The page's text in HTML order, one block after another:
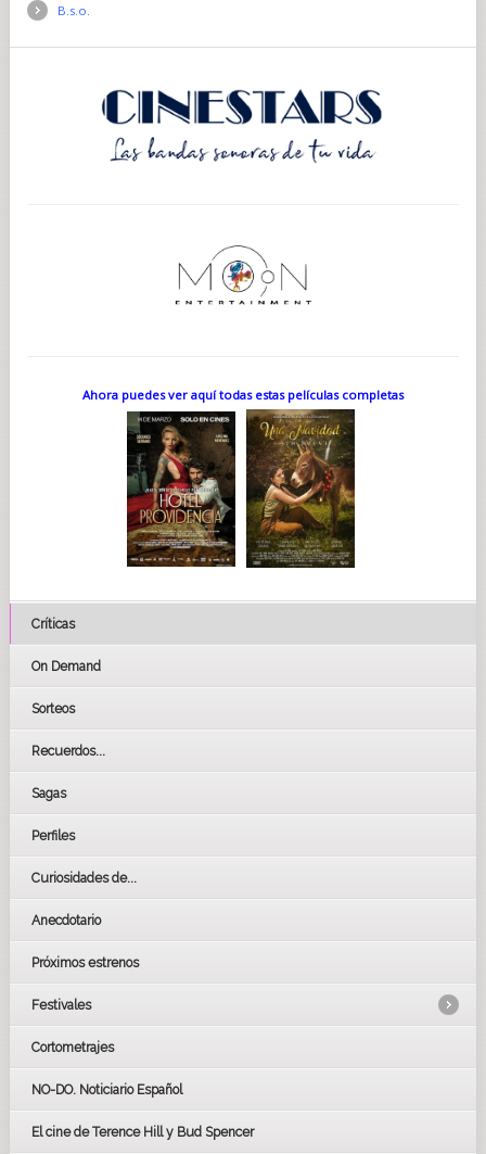
B.s.o.
Ahora puedes ver aquí todas estas películas completas
Críticas
On Demand
Sorteos
Recuerdos...
Sagas
Perfiles
Curiosidades de...
Anecdotario
Próximos estrenos
Festivales
LOS OSCARS
GOYAS
BAFTA
Cortometrajes
NO-DO. Noticiario Español
El cine de Terence Hill y Bud Spencer